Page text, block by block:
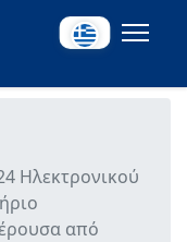
Ηλεκτρονικού
από